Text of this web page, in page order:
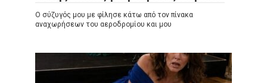
Ο σύζυγός μου με φίλησε κάτω από τον πίνακα
αναχωρήσεων του αεροδρομίου και μου